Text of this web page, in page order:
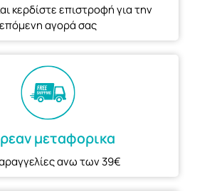
κερδίστε επιστροφή για την
επόμενη αγορά σας
μεταφορικα
ανω των 39€